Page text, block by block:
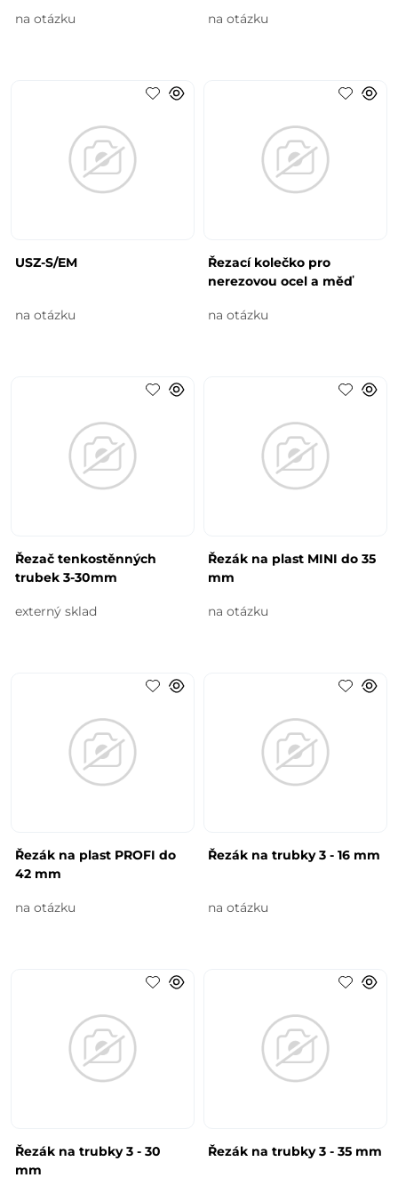
na otázku na otázku
USZ-S/EM
na otázku
Řezací kolečko pro
nerezovou ocel a měď
na otázku
Řezač tenkostěnných
trubek 3-30mm
externý sklad
Řezák na plast MINI do 35
mm
na otázku
Řezák na plast PROFI do
42 mm
na otázku
Řezák na trubky 3 - 16 mm
na otázku
Řezák na trubky 3 - 30
mm
Řezák na trubky 3 - 35 mm